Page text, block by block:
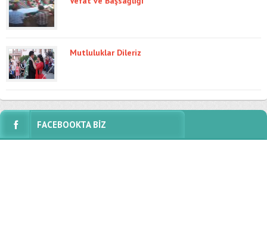
Mutluluklar Dileriz
FACEBOOKTA BİZ